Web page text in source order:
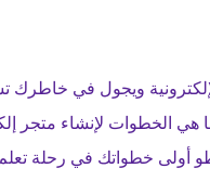
ويجول في خاطرك
هي الخطوات لإنشاء متجر
خطواتك في رحلة تعلم